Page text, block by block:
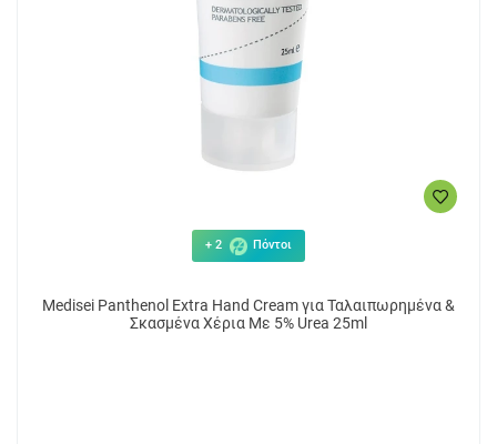
+ 2 Πόντοι
Medisei Panthenol Extra Hand Cream για Ταλαιπωρημένα &
Σκασμένα Χέρια Με 5% Urea 25ml